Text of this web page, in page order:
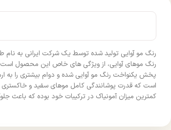
رنگ مو آوایی تولید شده توسط یک شرکت ایرانی به نام
رنگ موهای آوایی، از ویژگی های خاص این محصول
پخش یکنواخت رنگ مو آوایی شده و دوام بیشتری را به
است که قدرت پوشانندگی کامل موهای سفید و خاکستری
کمترین میزان آمونیاک در ترکیبات خود بوده که باعث